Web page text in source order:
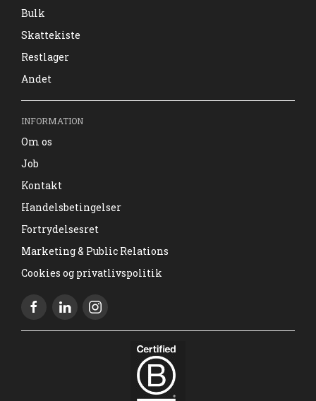
Bulk
Skattekiste
Restlager
Andet
INFORMATION
Om os
Job
Kontakt
Handelsbetingelser
Fortrydelsesret
Marketing & Public Relations
Cookies og privatlivspolitik